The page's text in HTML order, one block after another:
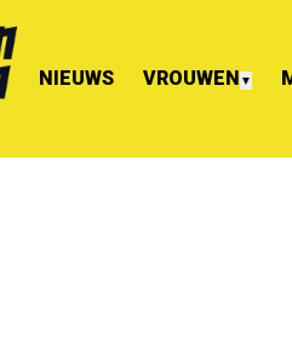
NIEUWS VROUWEN ▼